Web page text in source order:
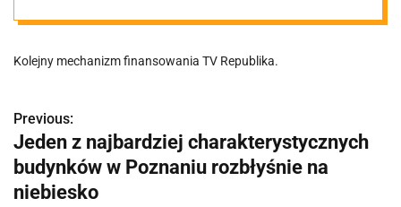
Kolejny mechanizm finansowania TV Republika.
N
a
w
Previous:
Jeden z najbardziej charakterystycznych
budynków w Poznaniu rozbłyśnie na
niebiesko